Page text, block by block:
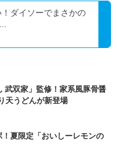
ダイソーでまさかの
武双家」監修！家系風豚骨醤
天うどんが新登場
夏限定「おいしーレモンの